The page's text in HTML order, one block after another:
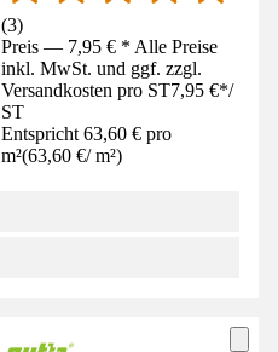
(3)
Preis — 7,95 € * Alle Preise
inkl. MwSt. und ggf. zzgl.
Versandkosten pro ST7,95 €*/
ST
Entspricht 63,60 € pro
m²(63,60 €/ m²)